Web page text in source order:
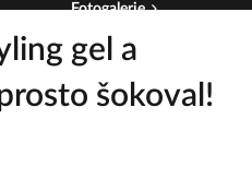
Fotogalerie
gel a
šokoval!